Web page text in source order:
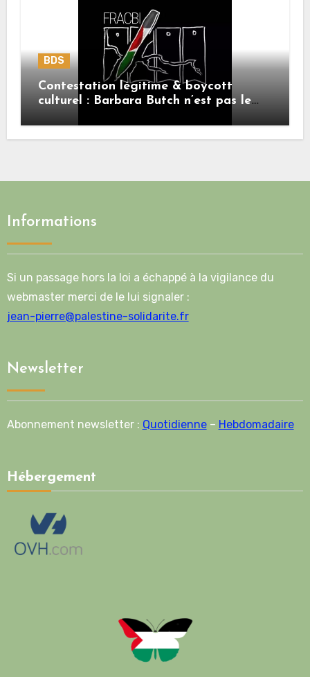
BDS
Contestation légitime & boycott
culturel : Barbara Butch n’est pas le
Informations
Si un passage hors la loi a échappé à la vigilance du
webmaster merci de le lui signaler :
jean-pierre@palestine-solidarite.fr
Newsletter
Abonnement newsletter : Quotidienne– Hebdomadaire
Hébergement